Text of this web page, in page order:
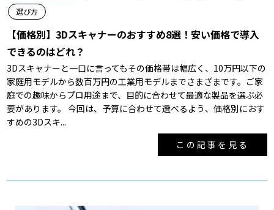
選び方
【価格別】3Dスキャナーのおすすめ8選！安い価格で導入
できるのはどれ？
3Dスキャナーと一口に言ってもその価格帯は幅広く、10万円以下の
家庭用モデルから数百万円の工業用モデルまでさまざまです。ご家
庭での趣味からプロ用途まで、目的に合わせて最適な製品を選ぶ必
要があります。 今回は、予算に合わせて選べるよう、価格別におす
すめの3Dスキ...
この記事を見る